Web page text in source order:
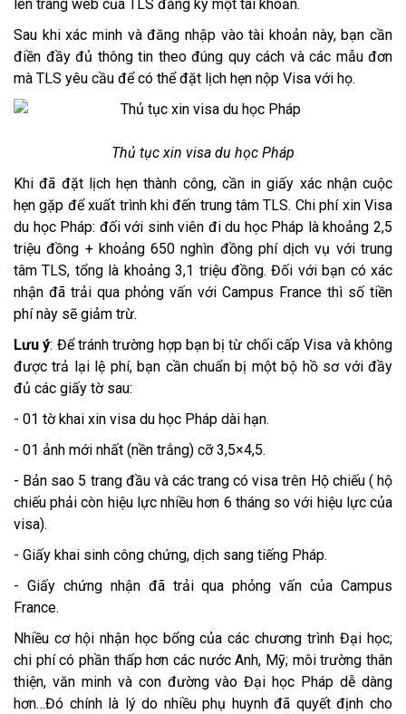
lên trang web của TLS đăng ký một tài khoản.
Sau khi xác minh và đăng nhập vào tài khoản này, bạn cần
điền đầy đủ thông tin theo đúng quy cách và các mẫu đơn
mà TLS yêu cầu để có thể đặt lịch hẹn nộp Visa với họ.
Thủ tục xin visa du học Pháp
Khi đã đặt lịch hẹn thành công, cần in giấy xác nhận cuộc
hẹn gặp để xuất trình khi đến trung tâm TLS. Chi phí xin Visa
du học Pháp: đối với sinh viên đi du học Pháp là khoảng 2,5
triệu đồng + khoảng 650 nghìn đồng phí dịch vụ với trung
tâm TLS, tổng là khoảng 3,1 triệu đồng. Đối với bạn có xác
nhận đã trải qua phỏng vấn với Campus France thì số tiền
phí này sẽ giảm trừ.
Lưu ý: Để tránh trường hợp bạn bị từ chối cấp Visa và không
được trả lại lệ phí, bạn cần chuẩn bị một bộ hồ sơ với đầy
đủ các giấy tờ sau:
- 01 tờ khai xin visa du học Pháp dài hạn.
- 01 ảnh mới nhất (nền trắng) cỡ 3,5×4,5.
- Bản sao 5 trang đầu và các trang có visa trên Hộ chiếu ( hộ
chiếu phải còn hiệu lực nhiều hơn 6 tháng so với hiệu lực của
visa).
- Giấy khai sinh công chứng, dịch sang tiếng Pháp.
- Giấy chứng nhận đã trải qua phỏng vấn của Campus
France.
Nhiều cơ hội nhận học bổng của các chương trình Đại học;
chi phí có phần thấp hơn các nước Anh, Mỹ; môi trường thân
thiện, văn minh và con đường vào Đại học Pháp dễ dàng
hơn…Đó chính là lý do nhiều phụ huynh đã quyết định cho